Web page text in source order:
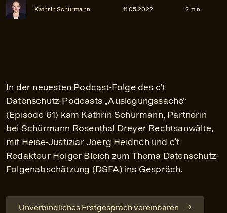
Kathrin Schürmann 11.05.2022 2 min
In der neuesten Podcast-Folge des c’t
Datenschutz-Podcasts „Auslegungssache“
(Episode 61) kam Kathrin Schürmann, Partnerin
bei Schürmann Rosenthal Dreyer Rechtsanwälte,
mit Heise-Justiziar Joerg Heidrich und c’t
Redakteur Holger Bleich zum Thema Datenschutz-
Folgenabschätzung (DSFA) ins Gespräch.
Unverbindliches Erstgespräch vereinbaren